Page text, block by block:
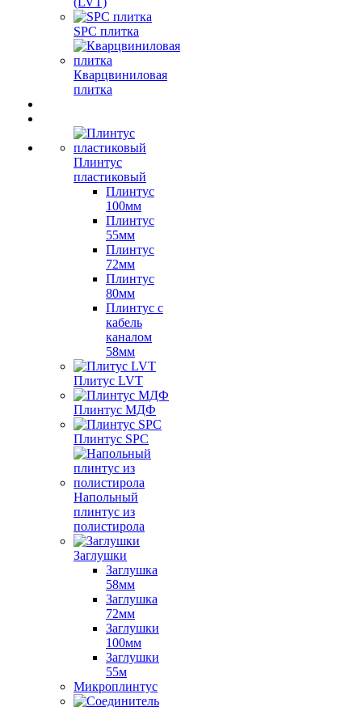
SPC плитка
Кварцвиниловая
плитка
Плинтус
пластиковый
Плинтус
100мм
Плинтус
55мм
Плинтус
72мм
Плинтус
80мм
Плинтус с
кабель
каналом
58мм
Плитус LVT
Плинтус МДФ
Плинтус SPC
Напольный
плинтус из
полистирола
Заглушки
Заглушка
58мм
Заглушка
72мм
Заглушки
100мм
Заглушки
55м
Микроплинтус